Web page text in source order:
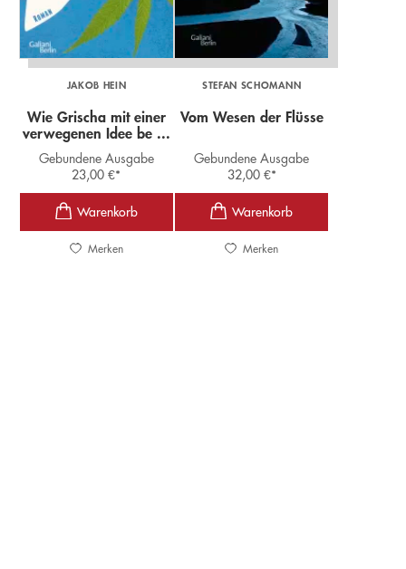
JAKOB HEIN
Wie Grischa mit einer
verwegenen Idee be ...
Gebundene Ausgabe
23,00€*
Merken
STEFAN SCHOMANN
Vom Wesen der Flüsse
Gebundene Ausgabe
32,00 €*
Merken